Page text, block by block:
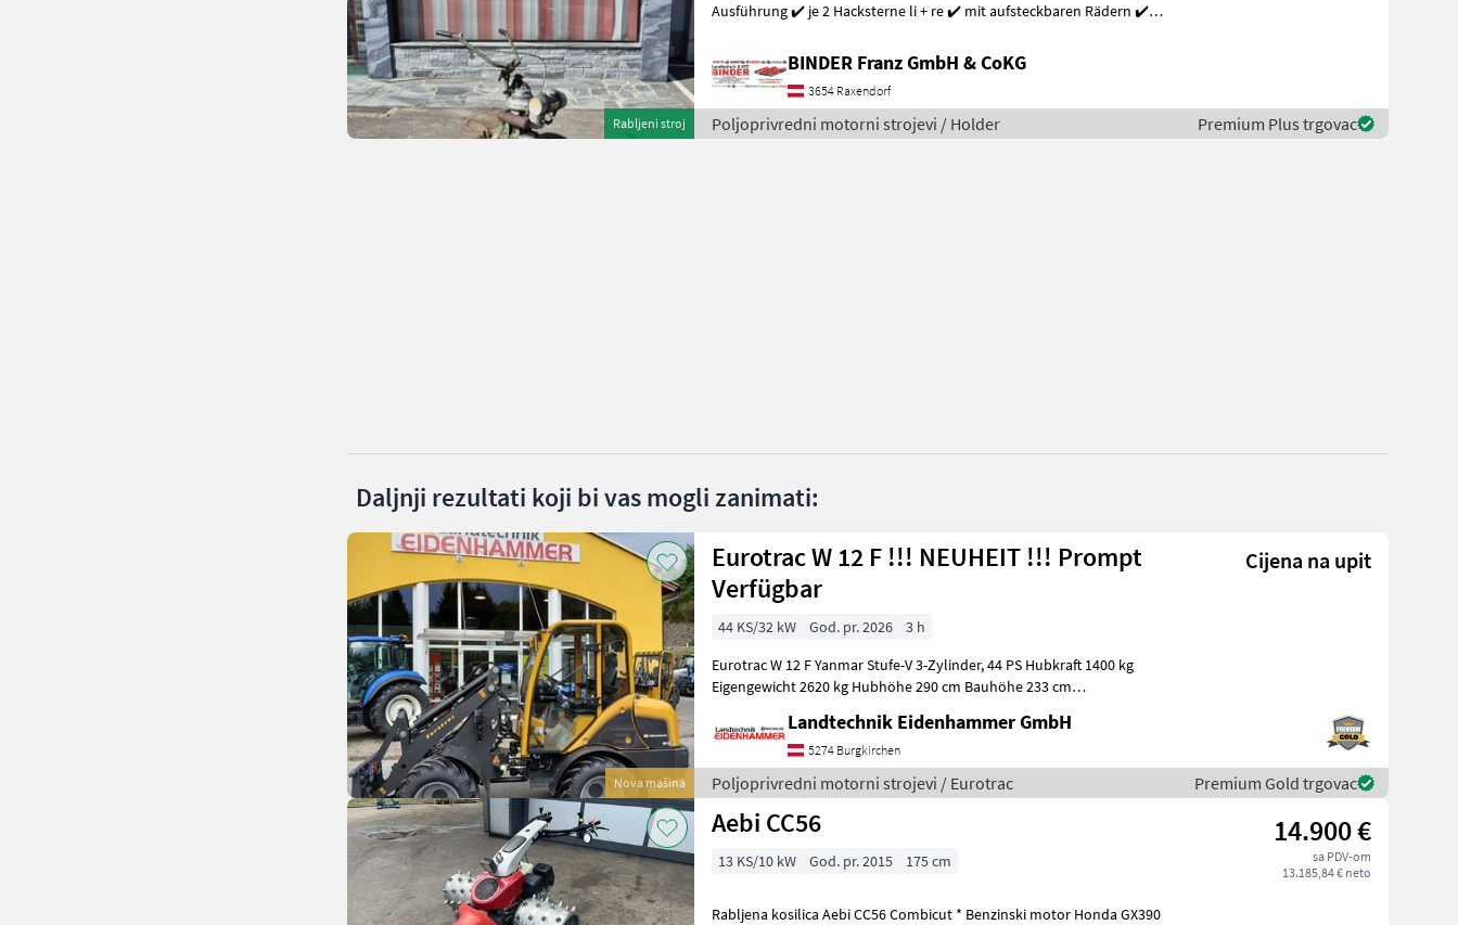
Rabljeni stroj
Ausführung ✔️ je 2 Hacksterne li + re ✔️ mit aufsteckbaren Rädern ✔️
BINDER Franz GmbH & CoKG
3654 Raxendorf
Poljoprivredni motorni strojevi / Holder Premium Plus trgovac
Daljnji rezultati koji bi vas mogli zanimati:
Nova mašina
Eurotrac W 12 F !!! NEUHEIT !!! Prompt
Verfügbar
Cijena na upit
44 KS/32 kW God. pr. 2026
3 h
Eurotrac W 12 F Yanmar Stufe-V 3-Zylinder, 44 PS Hubkraft 1400 kg
Eigengewicht 2620 kg Hubhöhe 290 cm Bauhöhe 233 cm
Landtechnik Eidenhammer GmbH
5274 Burgkirchen
Poljoprivredni motorni strojevi / Eurotrac Premium Gold trgovac
Aebi CC56 14.900 €
sa PDV-om
13.185,84 € neto
13 KS/10 kW God. pr. 2015 175 cm
Rabljena kosilica Aebi CC56 Combicut * Benzinski motor Honda GX390